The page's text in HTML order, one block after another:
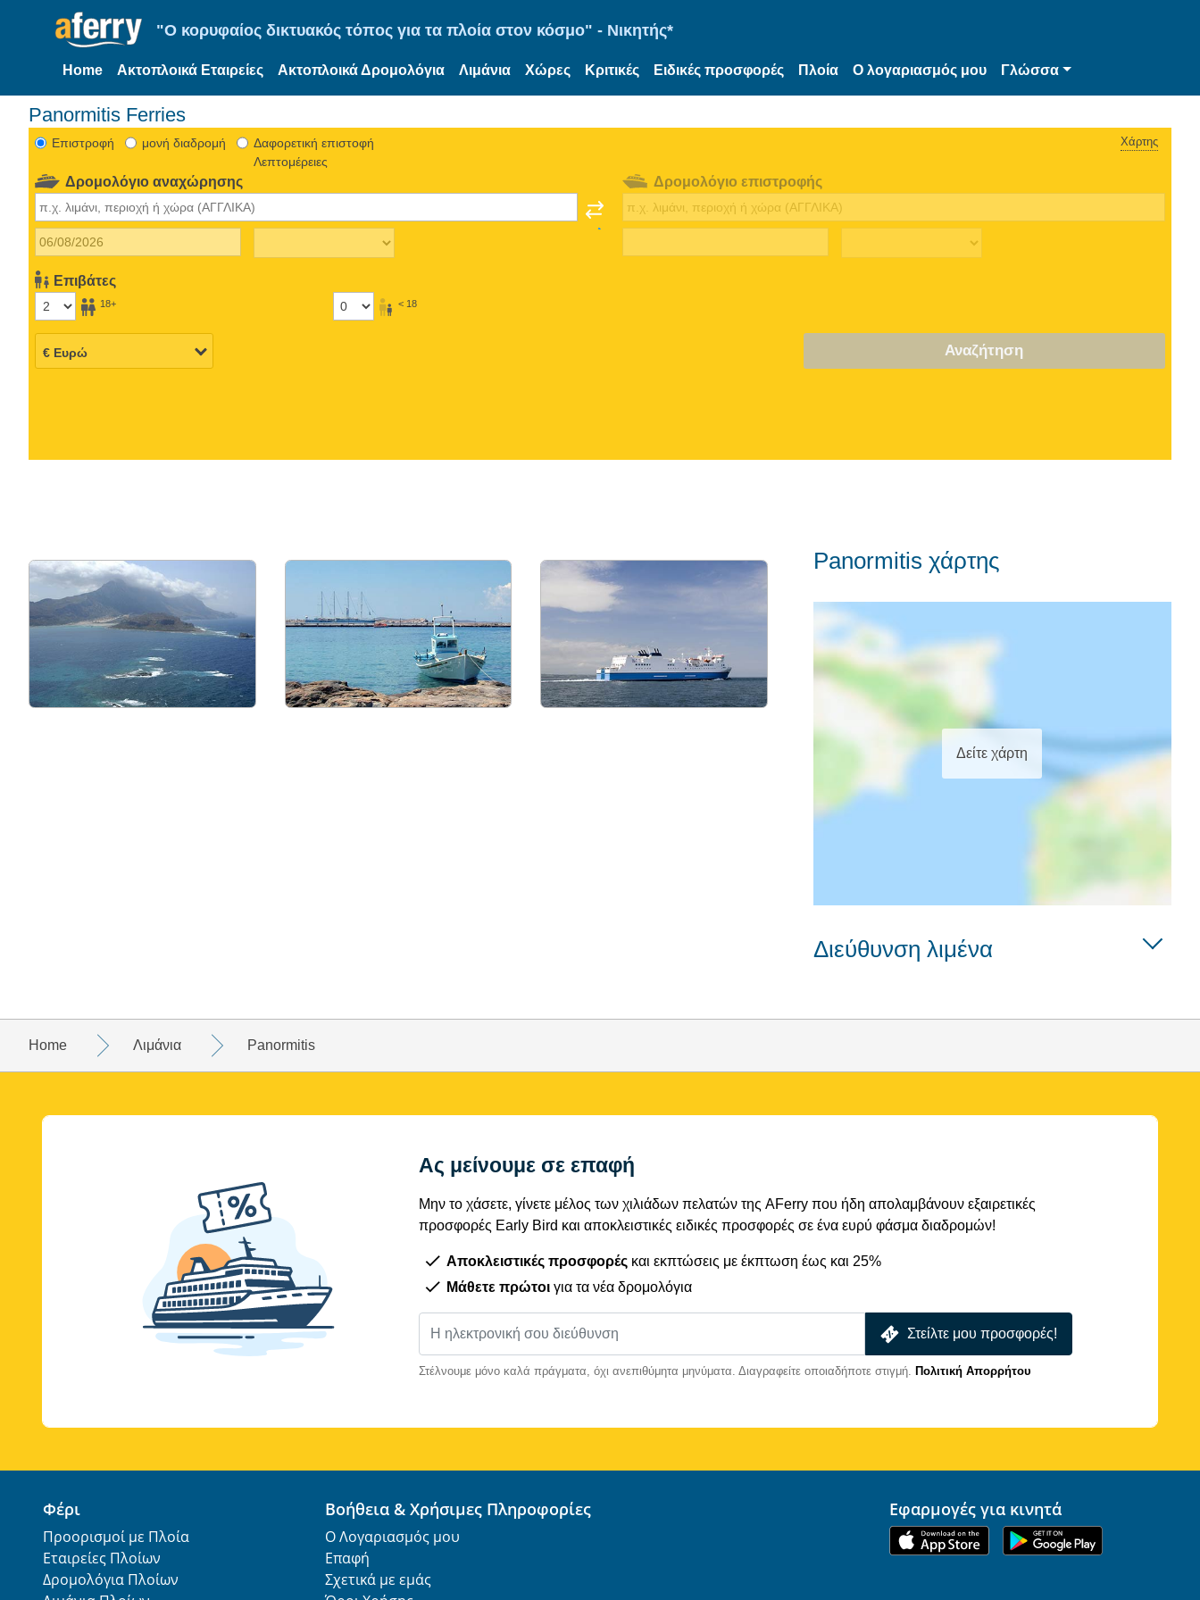
"Ο κορυφαίος δικτυακός τόπος για τα πλοία στον κόσμο" - Νικητής*
Home Ακτοπλοικά Εταιρείες Ακτοπλοικά Δρομολόγια Λιμάνια Χώρες Κριτικές Ειδικές προσφορές Πλοία Ο λογαριασμός μου Γλώσσα
Panormitis Ferries
Eπιστροφή μονή διαδρομή
Δαφορετική επιστοφή
Λεπτομέρειες
Χάρτης
Δρομολόγιο αναχώρησης
Επιβάτες
18+ < 18
Δρομολόγιο επιστροφής
Αναζήτηση
Panormitis χάρτης
Δείτε χάρτη
Διεύθυνση λιμένα
Home Λιμάνια Panormitis
Ας μείνουμε σε επαφή
Μην το χάσετε, γίνετε μέλος των χιλιάδων πελατών της AFerry που ήδη απολαμβάνουν εξαιρετικές
προσφορές Early Bird και αποκλειστικές ειδικές προσφορές σε ένα ευρύ φάσμα διαδρομών!
Αποκλειστικές προσφορές και εκπτώσεις με έκπτωση έως και 25%
Μάθετε πρώτοι για τα νέα δρομολόγια
Στείλτε μου προσφορές!
Στέλνουμε μόνο καλά πράγματα, όχι ανεπιθύμητα μηνύματα. Διαγραφείτε οποιαδήποτε στιγμή. Πολιτική Απορρήτου
Φέρι
Προορισμοί με Πλοία
Εταιρείες Πλοίων
Δρομολόγια Πλοίων
Βοήθεια & Χρήσιμες Πληροφορίες
Ο Λογαριασμός μου
Επαφή
Σχετικά με εμάς
Εφαρμογές για κινητά